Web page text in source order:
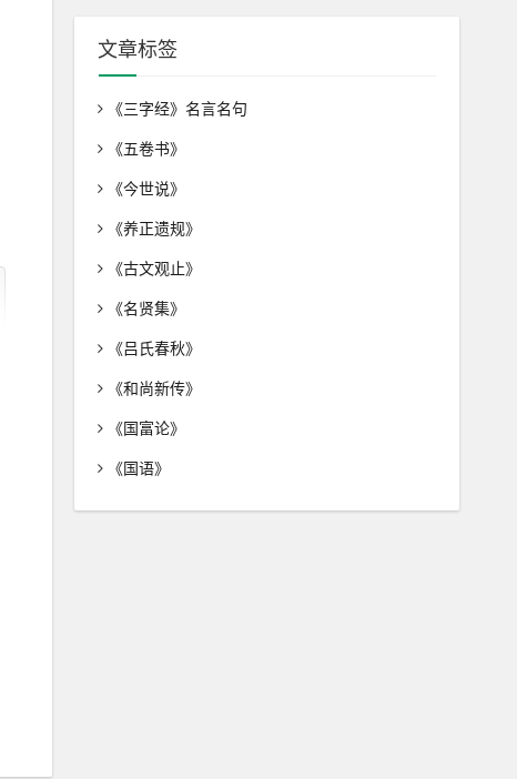
文章标签
《三字经》名言名句
《五卷书》
《今世说》
《养正遗规》
《古文观止》
《名贤集》
《吕氏春秋》
《和尚新传》
《国富论》
《国语》